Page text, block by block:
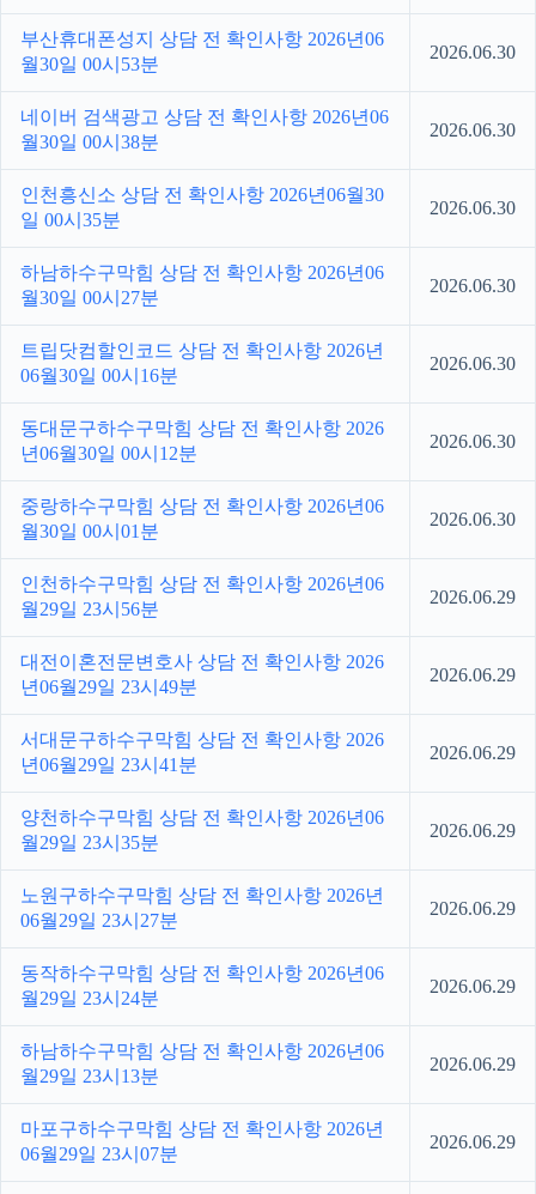
부산휴대폰성지 상담 전 확인사항 2026년06
월30일 00시53분
2026.06.30
네이버 검색광고 상담 전 확인사항 2026년06
월30일 00시38분
2026.06.30
인천흥신소 상담 전 확인사항 2026년06월30
일 00시35분
2026.06.30
하남하수구막힘 상담 전 확인사항 2026년06
월30일 00시27분
2026.06.30
트립닷컴할인코드 상담 전 확인사항 2026년
06월30일 00시16분
2026.06.30
동대문구하수구막힘 상담 전 확인사항 2026
년06월30일 00시12분
2026.06.30
중랑하수구막힘 상담 전 확인사항 2026년06
월30일 00시01분
2026.06.30
인천하수구막힘 상담 전 확인사항 2026년06
월29일 23시56분
2026.06.29
대전이혼전문변호사 상담 전 확인사항 2026
년06월29일 23시49분
2026.06.29
서대문구하수구막힘 상담 전 확인사항 2026
년06월29일 23시41분
2026.06.29
양천하수구막힘 상담 전 확인사항 2026년06
월29일 23시35분
2026.06.29
노원구하수구막힘 상담 전 확인사항 2026년
06월29일 23시27분
2026.06.29
동작하수구막힘 상담 전 확인사항 2026년06
월29일 23시24분
2026.06.29
하남하수구막힘 상담 전 확인사항 2026년06
월29일 23시13분
2026.06.29
마포구하수구막힘 상담 전 확인사항 2026년
06월29일 23시07분
2026.06.29